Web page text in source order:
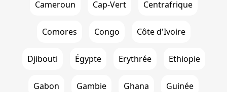
Cameroun Cap-Vert Centrafrique
Comores Congo Côte d'Ivoire
Djibouti Égypte Erythrée Ethiopie
Gabon Gambie Ghana Guinée